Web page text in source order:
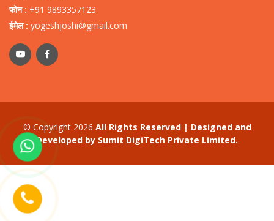
फोन : +91 9893357123
ईमेल : yogeshjoshi@gmail.com
© Copyright 2026 All Rights Reserved | Designed and
Developed by Sumit DigiTech Private Limited.